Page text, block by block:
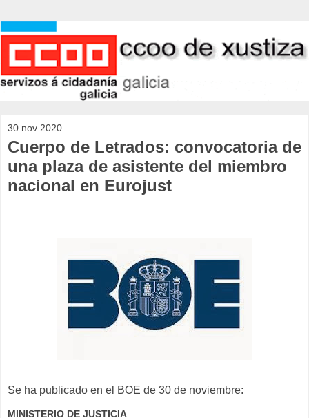
30 nov 2020
Cuerpo de Letrados: convocatoria de
una plaza de asistente del miembro
nacional en Eurojust
Se ha publicado en el BOE de 30 de noviembre:
MINISTERIO DE JUSTICIA